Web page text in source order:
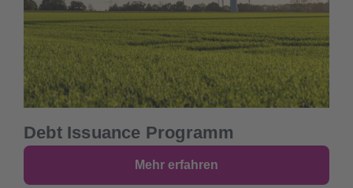
Debt Issuance Programm
Mehr erfahren